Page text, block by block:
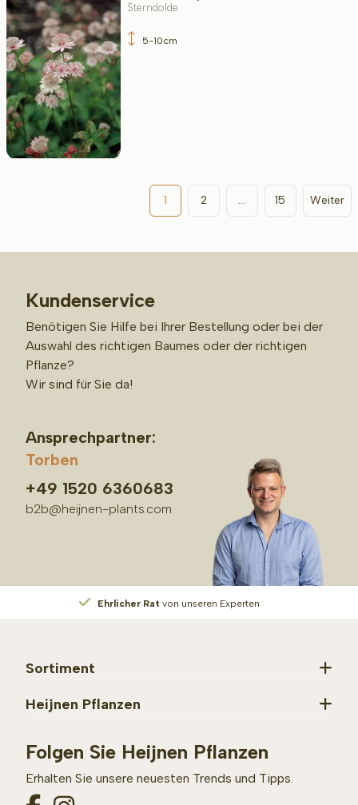
Sterndolde
5-10cm
1 2 ... 15 Weiter
Kundenservice
Benötigen Sie Hilfe bei Ihrer Bestellung oder bei der
Auswahl des richtigen Baumes oder der richtigen
Pflanze?
Wir sind für Sie da!
Ansprechpartner:
Torben
+49 1520 6360683
b2b@heijnen-plants.com
Ehrlicher Rat von unseren Experten
Sortiment
Heijnen Pflanzen
Folgen Sie Heijnen Pflanzen
Erhalten Sie unsere neuesten Trends und Tipps.